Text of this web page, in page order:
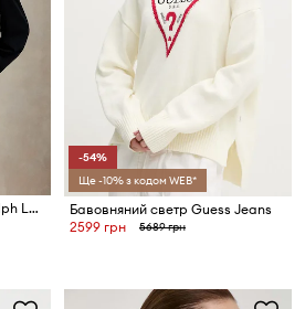
Бавовняний светр Polo Ralph Lauren
-54%
Ще -10% з кодом WEB*
Бавовняний светр Guess Jeans
2599 грн
5689 грн